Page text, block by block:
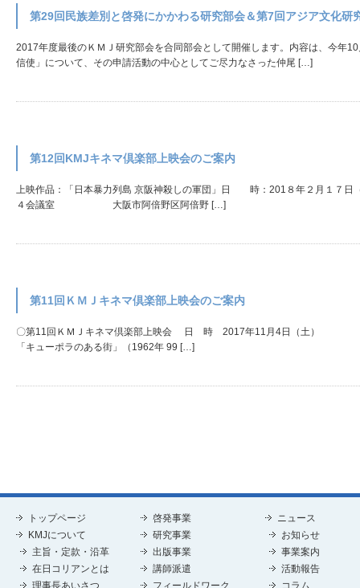
第29回民族差別と啓発にかかわる研究部会＆第7回アジア文化研
2017年度最後のＫＭＪ研究部会を合同部会として開催します。内容は、今年
信使」について、その申請活動の中心としてご尽力なさった仲尾 […]
第12回KMJキネマ倶楽部上映会のご案内
上映作品：「日本暴力列島 京阪神殺しの軍団」日 時：201８年２
４会議室 大阪市阿倍野区阿倍野 […]
第11回ＫＭＪキネマ倶楽部上映会のご案内
〇第11回ＫＭＪキネマ倶楽部上映会 日 時 2017年11月4日（土
「キューポラのある街」（1962年 99 […]
トップページ
KMJについて
主旨・定款・沿革
在日コリアンとは
理事長あいさつ
啓発事業
研究事業
出版事業
講師派遣
フィールドワーク
ニュース
お知らせ
事業案内
活動報告
コラム